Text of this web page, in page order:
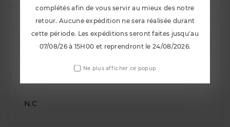
La description
Détails du produit
N.C
complétés afin de vous servir au mieux des notre
retour. Aucune expédition ne sera réalisée durant
cette période. Les expéditions seront faites jusqu'au
07/08/26 à 15H00 et reprendront le 24/08/2026.
Ne plus afficher ce popup